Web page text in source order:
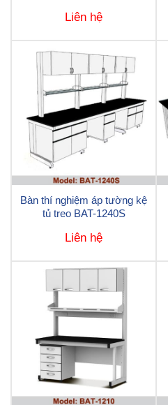
Liên hệ
Bàn thí nghiệm áp tường kệ
tủ treo BAT-1240S
Liên hệ